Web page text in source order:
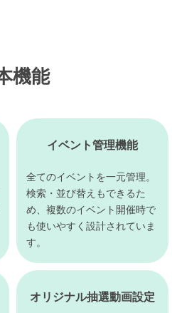
機能
イベント管理機能
全てのイベントを一元管理。
検索・並び替えもできるた
め、複数のイベント開催時で
も使いやすく設計されていま
す。
オリジナル抽選動画設定